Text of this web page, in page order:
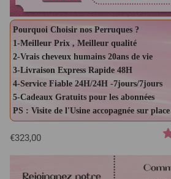
Pourquoi Choisir nos Perruques ?
1-Meilleur Prix , Meilleur qualité
2-Vrais cheveux humains 20ans de vie
3-Livraison Express Rapide 48H
4-Service Fiable 24H/24H -7jours/7jours
5-Cadeaux Gratuits pour les abonnées
PS : Visite de l'Usine accopagnée sur place
€323,00